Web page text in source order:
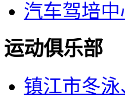
汽车驾培中
运动俱乐部
镇江市冬